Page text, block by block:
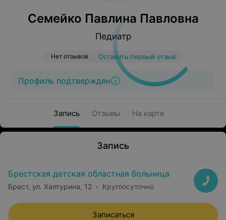
Семейко Павлина Павловна
Педиатр
Нет отзывов Оставить первый отзыв
Профиль подтвержден
Запись Отзывы На карте
Запись
Брестская детская областная больница
Брест, ул. Халтурина, 12 Круглосуточно
Записаться